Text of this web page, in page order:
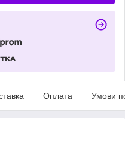
Оплата Умови